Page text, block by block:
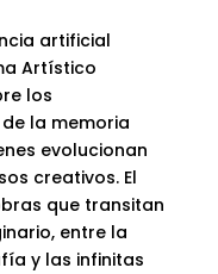
artificial
Artístico
los
la memoria
evolucionan
creativos. El
que transitan
entre la
y las infinitas